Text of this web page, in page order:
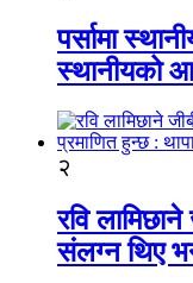
पर्सामा
स्थानीयको
२
रवि
संलग्न थिए